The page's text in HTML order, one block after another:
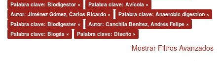
Palabra clave: Biodigestor ×
Palabra clave: Avícola ×
Autor: Jiménez Gómez, Carlos Ricardo ×
Palabra clave: Anaerobic digestion ×
Palabra clave: Biodigester ×
Autor: Canchila Benítez, Andrés Felipe ×
Palabra clave: Biogás ×
Palabra clave: Diseño ×
Mostrar Filtros Avanzados